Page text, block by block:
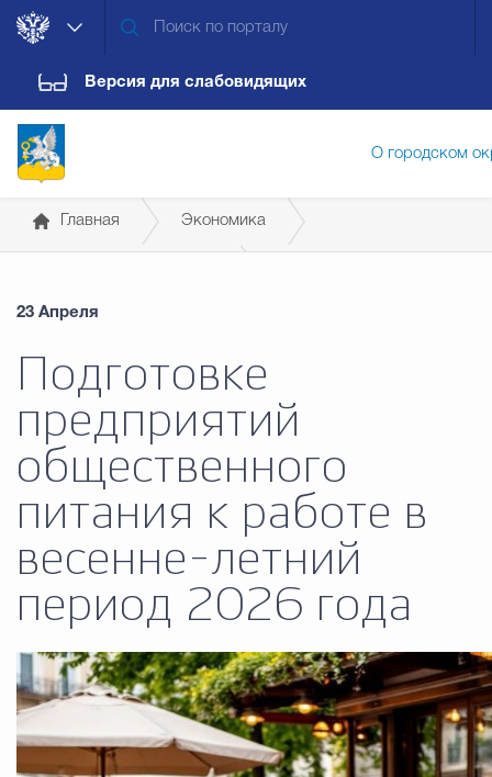
Версия для слабовидящих
О городском
Новости Обращения граждан
Муниципальная
Противодействие
Городская среда Социальная
Экономика Муниципальные
Главная Экономика
23 Апреля
Подготовке
предприятий
общественного
питания к работе в
весенне-летний
период 2026 года